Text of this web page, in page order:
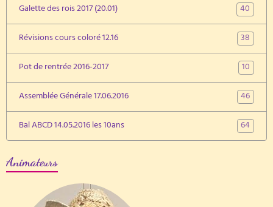
Galette des rois 2017 (20.01)
40
Révisions cours coloré 12.16
38
Pot de rentrée 2016-2017
10
Assemblée Générale 17.06.2016
46
Bal ABCD 14.05.2016 les 10ans
64
Animateurs